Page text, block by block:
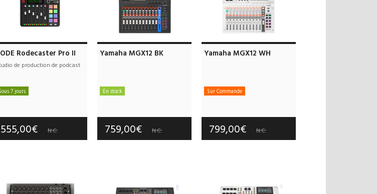
Rodecaster Pro II
de production de podcast
7 jours
Garantie :3 an(s)
555,00€ N.C.
Yamaha MGX12 BK
En stock
Garantie :3 an(s)
759,00€ N.C.
Yamaha MGX12 WH
Sur Commande
Garantie :3 an(s)
799,00€ N.C.